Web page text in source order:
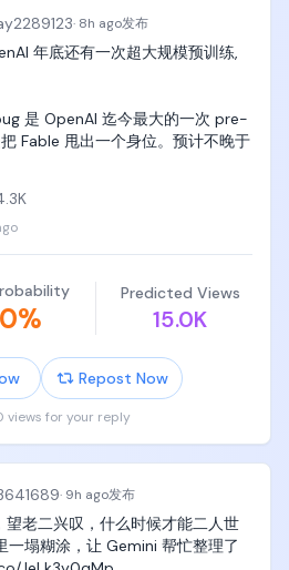
把体验过程记录下来。
理成视频或者图文稿，提交给中
审核。
可以正式发布了。
布的时候需要关联对应的蒲公英
就按照双方约定的方式直接发布。
关要求之后，再等待一段时间，就
节。
商单从接洽到结算的完整过程。
程中最花时间的，依然是内容创
得足够好，账号有清晰的方向，也
商单其实不会特别缺。
重要。所以我暂停了合作。
以让我挺直腰板把钱挣了的好
一回自己。
· 8h ago发布
年底还有一次超大规模预训练,
是 OpenAI 迄今最大的一次 pre-
Fable 甩出一个身位。预计不晚于
,scale-out 网络要更密,HBM 容量
大推理两条线并行，,都在给光模
重新定一次需求上限。AI还在早期
%
Predicted Views
15.0K
Repost Now
views for your reply
· 9h ago发布
望老二兴叹，什么时候才能二人世
一塌糊涂，让 Gemini 帮忙整理了